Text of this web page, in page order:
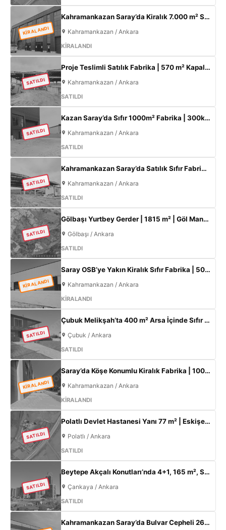
KİRALANDI
Kahramankazan Saray’da Kiralık 7.000 m² Sıfır Fabrika | 2.000 m² Açık Alan | 300 KW
Kahramankazan / Ankara
KİRALANDI
SATILDI
Proje Teslimli Satılık Fabrika | 570 m² Kapalı Alan + 450 m² Açık Alan | 100 KW Enerji | Saray Kahramankazan
Kahramankazan / Ankara
SATILDI
SATILDI
Kazan Saray’da Sıfır 1000m² Fabrika | 300kW Enerji + 120m² Ofis
Kahramankazan / Ankara
SATILDI
SATILDI
Kahramankazan Saray’da Satılık Sıfır Fabrika | 11 m Tavan | 200 KW
Kahramankazan / Ankara
SATILDI
SATILDI
Gölbaşı Yurtbey Gerder | 1815 m² | Göl Manzaralı | TOKİ Yakını Yatırımlık Arazi
Gölbaşı / Ankara
SATILDI
KİRALANDI
Saray OSB’ye Yakın Kiralık Sıfır Fabrika | 500 m² Kapalı Alan | 60 kW Elektrik | Müstakil
Kahramankazan / Ankara
KİRALANDI
SATILDI
Çubuk Melikşah’ta 400 m² Arsa İçinde Sıfır 3+1 Müstakil Ev – Kaçırılmayacak Fırsat!
Çubuk / Ankara
SATILDI
KİRALANDI
Saray’da Köşe Konumlu Kiralık Fabrika | 1000 m² Kapalı Alan | 3 Kat Ofis | 100 kW
Kahramankazan / Ankara
KİRALANDI
SATILDI
Polatlı Devlet Hastanesi Yanı 77 m² | Eskişehir Yolu Cepheli | Ticari+Konut İmarlı Arsa
Polatlı / Ankara
SATILDI
SATILDI
Beytepe Akçalı Konutları’nda 4+1, 165 m², Sıfır Lüks Daire | Site İçi, Otoparklı, Takasa Uygun
Çankaya / Ankara
SATILDI
Kahramankazan Saray’da Bulvar Cepheli 2600 m² Kiralık Fabrika | 400 KW Enerji | Ofisli Üretim Tesisi